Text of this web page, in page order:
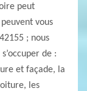
peut
vous
; nous
de :
et façade, la
les